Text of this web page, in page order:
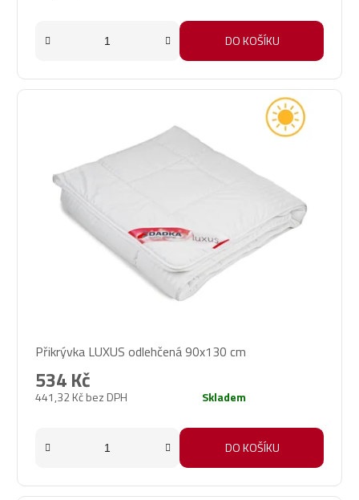
DO KOŠÍKU
Přikrývka LUXUS odlehčená 90x130 cm
441,32 Kč bez DPH
534 Kč
Skladem
DO KOŠÍKU